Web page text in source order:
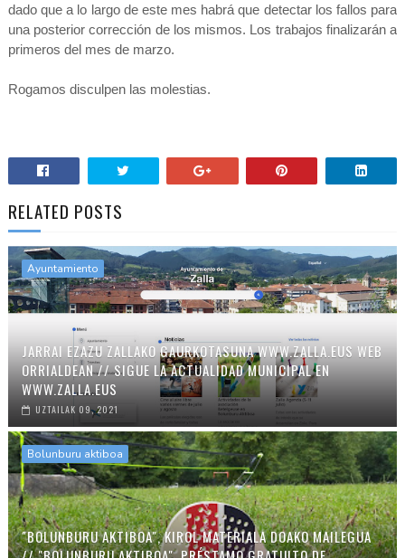
dado que a lo largo de este mes habrá que detectar los fallos para
una posterior corrección de los mismos. Los trabajos finalizarán a
primeros del mes de marzo.
Rogamos disculpen las molestias.
RELATED POSTS
Ayuntamiento
JARRAI EZAZU ZALLAKO GAURKOTASUNA WWW.ZALLA.EUS WEB
ORRIALDEAN // SIGUE LA ACTUALIDAD MUNICIPAL EN
WWW.ZALLA.EUS
UZTAILAK 09, 2021
Bolunburu aktiboa
"BOLUNBURU AKTIBOA", KIROL MATERIALA DOAKO MAILEGUA